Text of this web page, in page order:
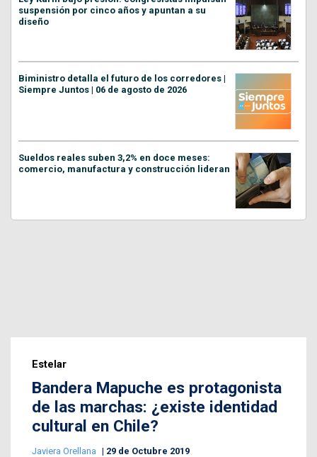
suspensión por cinco años y apuntan a su
diseño
Biministro detalla el futuro de los corredores |
Siempre Juntos | 06 de agosto de 2026
Sueldos reales suben 3,2% en doce meses:
comercio, manufactura y construcción lideran
Estelar
Bandera Mapuche es protagonista
de las marchas: ¿existe identidad
cultural en Chile?
Javiera Orellana 29 de Octubre 2019